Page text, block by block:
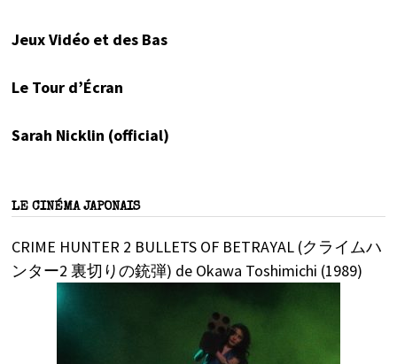
Jeux Vidéo et des Bas
Le Tour d’Écran
Sarah Nicklin (official)
LE CINÉMA JAPONAIS
CRIME HUNTER 2 BULLETS OF BETRAYAL (クライムハ
ンター2 裏切りの銃弾) de Okawa Toshimichi (1989)